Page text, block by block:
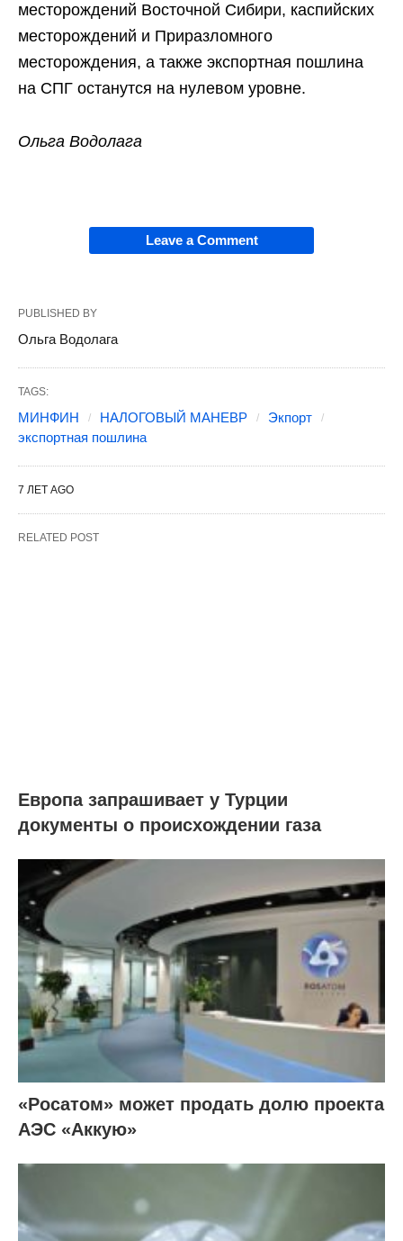
месторождений Восточной Сибири, каспийских
месторождений и Приразломного
месторождения, а также экспортная пошлина
на СПГ останутся на нулевом уровне.
Ольга Водолага
Leave a Comment
PUBLISHED BY
Ольга Водолага
TAGS:
МИНФИН НАЛОГОВЫЙ МАНЕВР
Экпорт
экспортная пошлина
7 ЛЕТ AGO
RELATED POST
Европа запрашивает у Турции
документы о происхождении газа
«Росатом» может продать долю проекта
АЭС «Аккую»